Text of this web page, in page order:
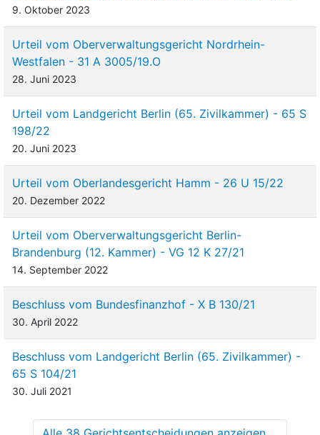
9. Oktober 2023
Urteil vom Oberverwaltungsgericht Nordrhein-
Westfalen - 31 A 3005/19.O
28. Juni 2023
Urteil vom Landgericht Berlin (65. Zivilkammer) - 65 S
198/22
20. Juni 2023
Urteil vom Oberlandesgericht Hamm - 26 U 15/22
20. Dezember 2022
Urteil vom Oberverwaltungsgericht Berlin-
Brandenburg (12. Kammer) - VG 12 K 27/21
14. September 2022
Beschluss vom Bundesfinanzhof - X B 130/21
30. April 2022
Beschluss vom Landgericht Berlin (65. Zivilkammer) -
65 S 104/21
30. Juli 2021